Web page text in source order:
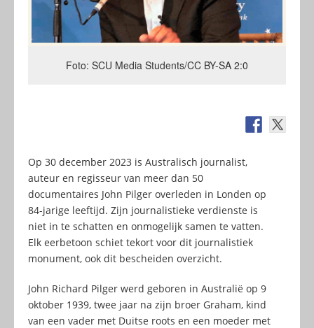
Foto: SCU Media Students/CC BY-SA 2:0
Op 30 december 2023 is Australisch journalist,
auteur en regisseur van meer dan 50
documentaires John Pilger overleden in Londen op
84-jarige leeftijd. Zijn journalistieke verdienste is
niet in te schatten en onmogelijk samen te vatten.
Elk eerbetoon schiet tekort voor dit journalistiek
monument, ook dit bescheiden overzicht.
John Richard Pilger werd geboren in Australië op 9
oktober 1939, twee jaar na zijn broer Graham, kind
van een vader met Duitse roots en een moeder met